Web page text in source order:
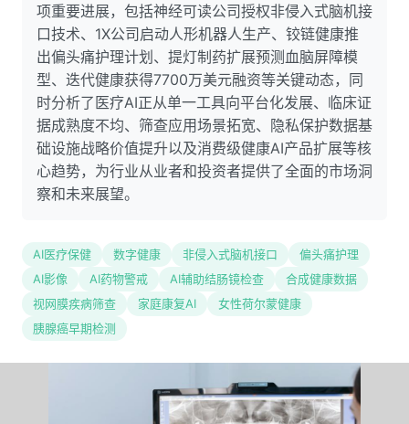
项重要进展，包括神经可读公司授权非侵入式脑机接
口技术、1X公司启动人形机器人生产、铰链健康推
出偏头痛护理计划、提灯制药扩展预测血脑屏障模
型、迭代健康获得7700万美元融资等关键动态，同
时分析了医疗AI正从单一工具向平台化发展、临床证
据成熟度不均、筛查应用场景拓宽、隐私保护数据基
础设施战略价值提升以及消费级健康AI产品扩展等核
心趋势，为行业从业者和投资者提供了全面的市场洞
察和未来展望。
AI医疗保健 数字健康 非侵入式脑机接口
偏头痛护理
AI影像
AI药物警戒 AI辅助结肠镜检查
合成健康数据
视网膜疾病筛查
家庭康复AI
女性荷尔蒙健康
胰腺癌早期检测